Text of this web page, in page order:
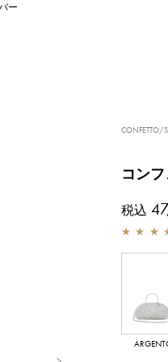
ー
CONFETTO/
コン
税込
★ ★ ★